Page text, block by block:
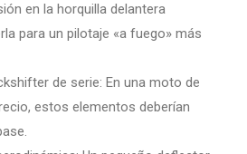
en la horquilla delantera
para un pilotaje «a fuego» más
de serie: En una moto de
estos elementos deberían